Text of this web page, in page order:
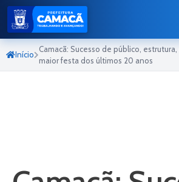
Início
Camacã: Sucesso de público,
maior festa dos últimos 20 anos